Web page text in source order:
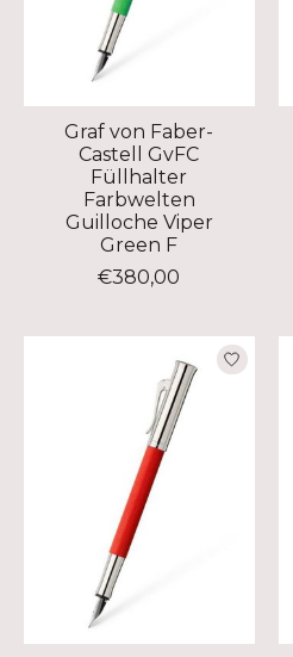
Graf von Faber-
Castell GvFC
Füllhalter
Farbwelten
Guilloche Viper
Green F
€380,00